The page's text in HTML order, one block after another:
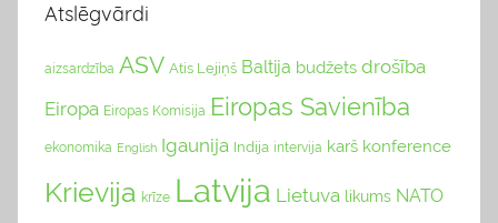
Atslēgvārdi
aizsardzība ASV Atis Lejiņš Baltija budžets drošība
Eiropa Eiropas Komisija Eiropas Savienība
ekonomika English Igaunija Indija intervija karš konference
Krievija krīze Latvija Lietuva likums NATO